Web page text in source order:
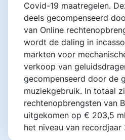
Covid-19 maatregelen.
deels gecompenseerd
van Online
wordt de daling in
markten voor
verkoop van
gecompenseerd door de
muziekgebruik. In totaal
rechtenopbrengsten van
uitgekomen op € 203,5
het niveau van recordjaar